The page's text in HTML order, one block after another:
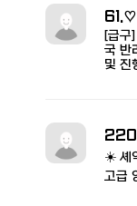
[급구
국 반
및 진
☀️ 셰
고급